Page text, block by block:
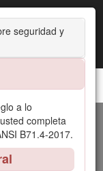
seguridad y
a lo
completa
B71.4-2017.
4300-D
de cuchillas